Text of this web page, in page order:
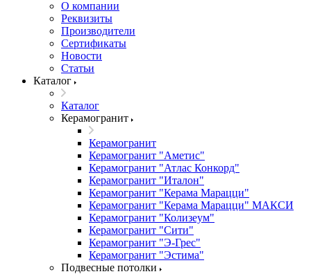
О компании
Реквизиты
Производители
Сертификаты
Новости
Статьи
Каталог
Каталог
Керамогранит
Керамогранит
Керамогранит "Аметис"
Керамогранит "Атлас Конкорд"
Керамогранит "Италон"
Керамогранит "Керама Марацци"
Керамогранит "Керама Марацци" МАКСИ
Керамогранит "Колизеум"
Керамогранит "Сити"
Керамогранит "Э-Грес"
Керамогранит "Эстима"
Подвесные потолки